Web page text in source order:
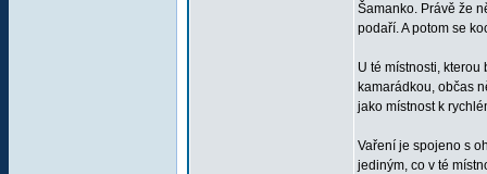
Šamanko. Právě že
podaří. A potom se
U té místnosti,
kamarádkou, občas
jako místnost k
Vaření je spojeno s
jediným, co v té